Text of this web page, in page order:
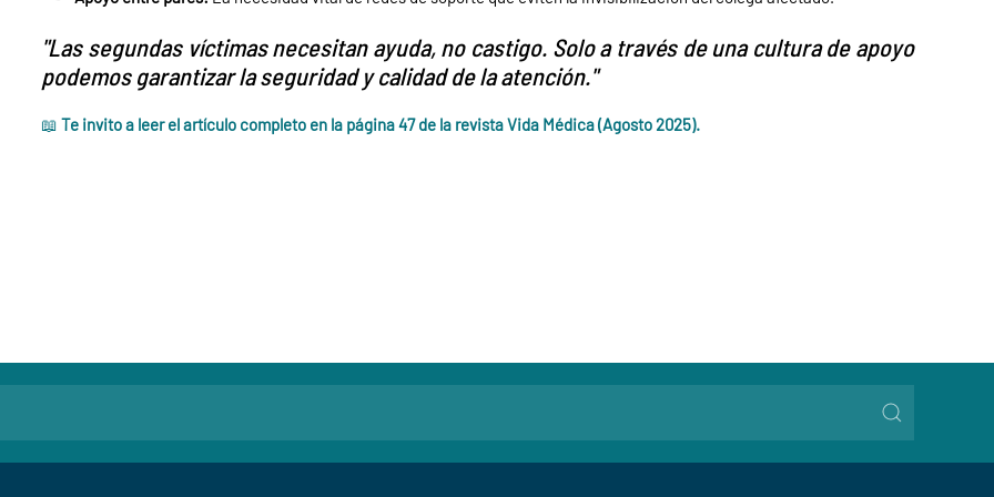
"Las segundas víctimas necesitan ayuda, no castigo. Solo a través de una cultura de apoyo
podemos garantizar la seguridad y calidad de la atención."
📖Te invito a leer el artículo completo en la página 47 de la revista Vida Médica (Agosto 2025).